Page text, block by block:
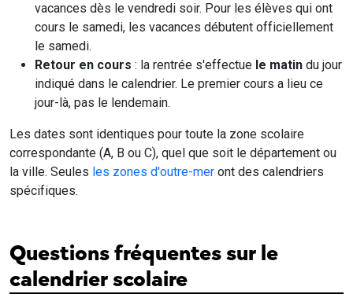
vacances dès le vendredi soir. Pour les élèves qui ont
cours le samedi, les vacances débutent officiellement
le samedi.
Retour en cours : la rentrée s'effectue le matin du jour
indiqué dans le calendrier. Le premier cours a lieu ce
jour-là, pas le lendemain.
Les dates sont identiques pour toute la zone scolaire
correspondante (A, B ou C), quel que soit le département ou
la ville. Seules les zones d'outre-mer ont des calendriers
spécifiques.
Questions fréquentes sur le
calendrier scolaire